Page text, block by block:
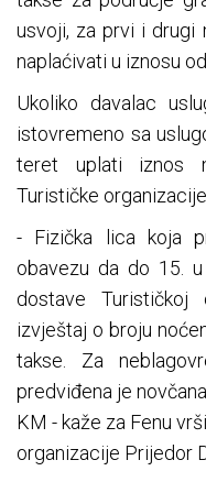
usvoji, za prvi i drugi
naplaćivati u iznosu
Ukoliko davalac
istovremeno sa
teret uplati iznos
Turističke
- Fizička lica koja
obavezu da do 15.
dostave Turističkoj
izvještaj o broju
takse. Za
predviđena je
KM - kaže za Fenu
organizacije Prijedor